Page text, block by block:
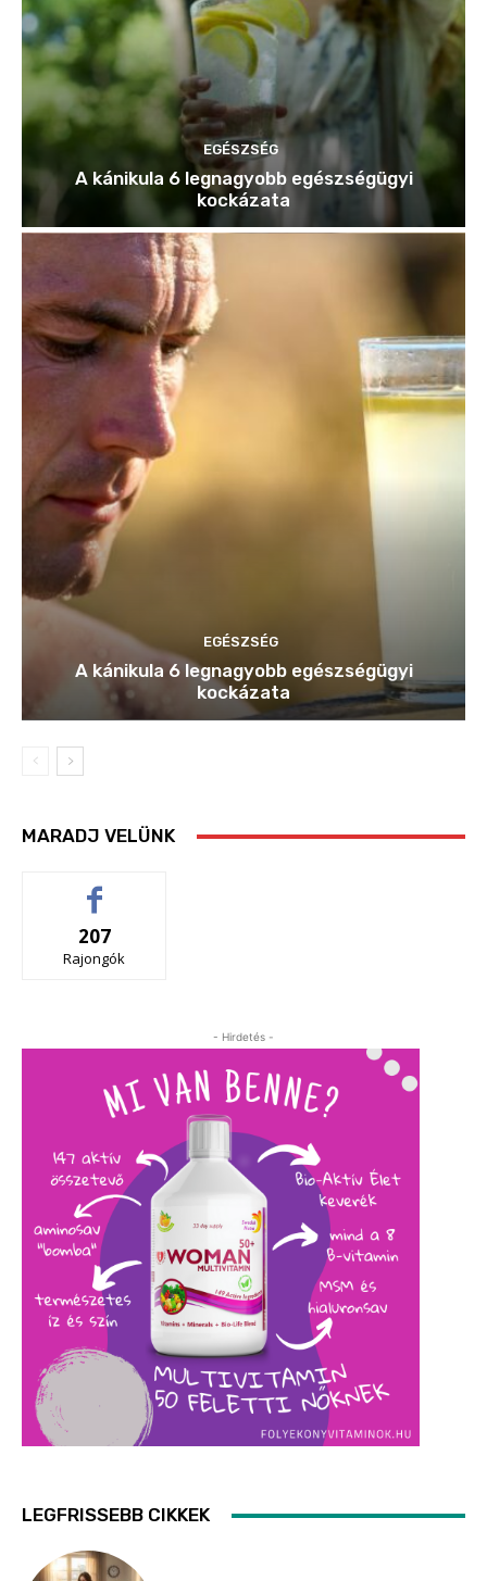
EGÉSZSÉG
A kánikula 6 legnagyobb egészségügyi
kockázata
EGÉSZSÉG
A kánikula 6 legnagyobb egészségügyi
kockázata
MARADJ VELÜNK
207
Rajongók
- Hirdetés -
LEGFRISSEBB CIKKEK